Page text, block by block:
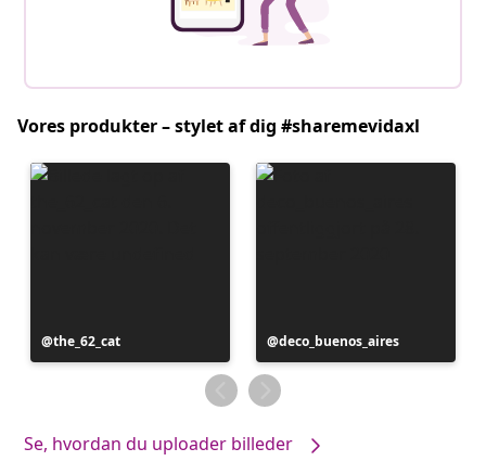
Vores produkter – stylet af dig #sharemevidaxl
Opslag
offentliggjort
the_62_cat
Opslag
offentliggjort
af
deco_buenos_aires
Se, hvordan du uploader billeder